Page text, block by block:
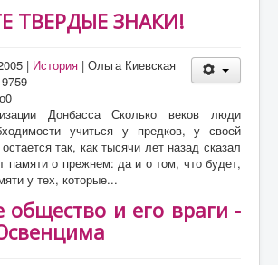
ТВЕРДЫЕ ЗНАКИ!
| История |Ольга Киевская
0
Донбасса Сколько веков люди
учиться у предков, у своей
так, как тысячи лет назад сказал
памяти о прежнем: да и о том, что будет,
у тех, которые...
общество и его враги -